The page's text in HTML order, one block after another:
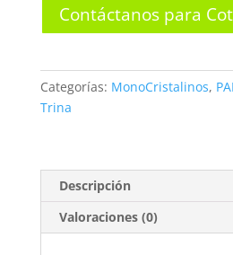
425W
Trina
cantidad
Contáctanos para
Categorías: MonoCristalinos,
Trina
Descripción
Valoraciones (0)